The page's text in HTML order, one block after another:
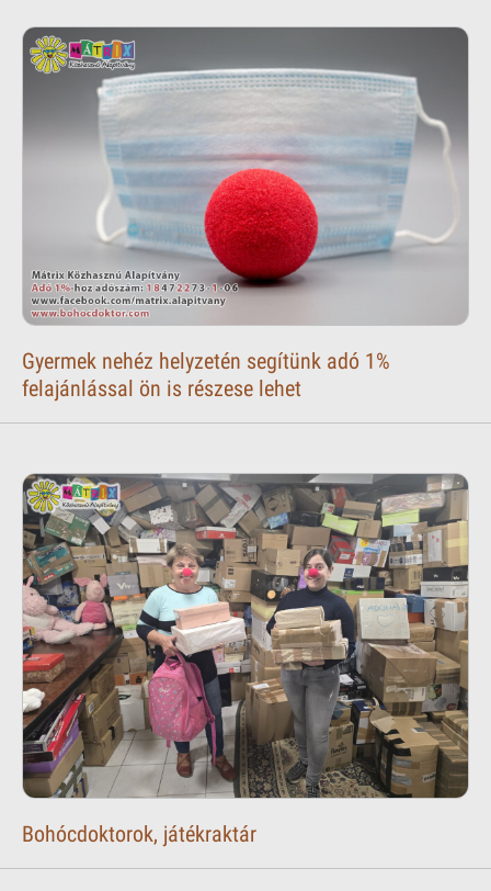
Gyermek nehéz helyzetén segítünk adó 1%
felajánlással ön is részese lehet
Bohócdoktorok, játékraktár